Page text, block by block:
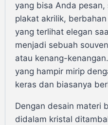
yang bisa Anda
plakat akrilik,
yang terlihat elegan
menjadi sebuah
atau kenang-
yang hampir mirip
keras dan biasanya
Dengan desain materi
didalam kristal